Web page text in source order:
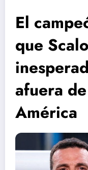
El
que
afuera
América